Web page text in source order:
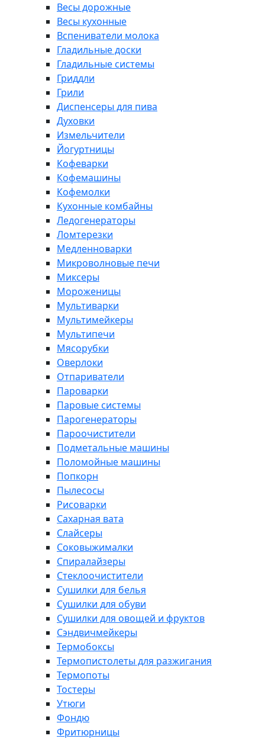
Весы дорожные
Весы кухонные
Вспениватели молока
Гладильные доски
Гладильные системы
Гриддли
Грили
Диспенсеры для пива
Духовки
Измельчители
Йогуртницы
Кофеварки
Кофемашины
Кофемолки
Кухонные комбайны
Ледогенераторы
Ломтерезки
Медленноварки
Микроволновые печи
Миксеры
Мороженицы
Мультиварки
Мультимейкеры
Мультипечи
Мясорубки
Оверлоки
Отпариватели
Пароварки
Паровые системы
Парогенераторы
Пароочистители
Подметальные машины
Поломойные машины
Попкорн
Пылесосы
Рисоварки
Сахарная вата
Слайсеры
Соковыжималки
Спиралайзеры
Стеклоочистители
Сушилки для белья
Сушилки для обуви
Сушилки для овощей и фруктов
Сэндвичмейкеры
Термобоксы
Термопистолеты для разжигания
Термопоты
Тостеры
Утюги
Фондю
Фритюрницы